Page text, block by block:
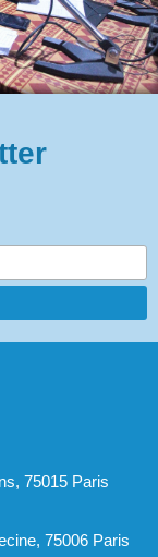
75015 Paris
75006 Paris